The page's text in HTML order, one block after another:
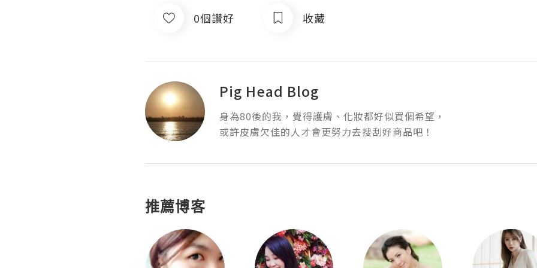
0個讚好 收藏
Pig Head Blog
身為80後的我，覺得護膚、化妝都好似買個希望，
或許皮膚欠佳的人才會更努力去搜刮好商品吧！
推薦博客